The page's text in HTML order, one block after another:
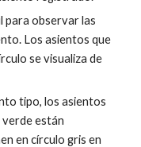
para observar las
Los asientos que
se visualiza de
tipo, los asientos
están
en círculo gris en